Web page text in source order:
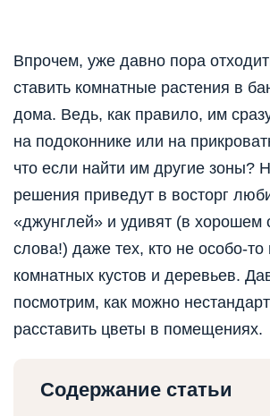
Впрочем, уже давно пора
ставить комнатные растения в
дома. Ведь, как правило, им
на подоконнике или на
что если найти им другие зоны?
решения приведут в восторг
«джунглей» и удивят (в хорошем
слова!) даже тех, кто не особо-то
комнатных кустов и деревьев.
посмотрим, как можно
расставить цветы в помещениях.
Содержание статьи